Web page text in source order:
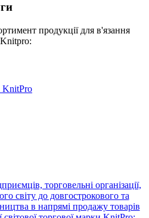
продукції для в'язання
Knitpro:
KnitPro
торговельні організації,
світу до довгострокового та
в напрямі продажу товарів